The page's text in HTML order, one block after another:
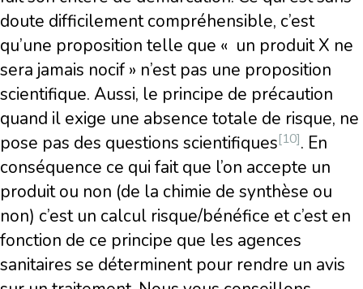
doute difficilement compréhensible, c’est
qu’une proposition telle que « un produit X ne
sera jamais nocif » n’est pas une proposition
scientifique. Aussi, le principe de précaution
quand il exige une absence totale de risque, ne
pose pas des questions scientifiques[10]. En
conséquence ce qui fait que l’on accepte un
produit ou non (de la chimie de synthèse ou
non) c’est un calcul risque/bénéfice et c’est en
fonction de ce principe que les agences
sanitaires se déterminent pour rendre un avis